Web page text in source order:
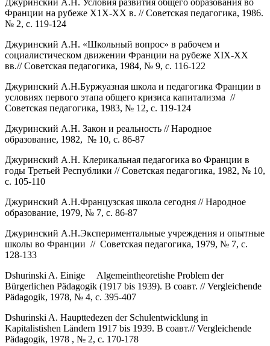
Джуринский А.Н. Условия развития общего образования во
Франции на рубеже Х1Х-ХХ в. // Советская педагогика, 1986.
№ 2, с. 119-124
Джуринский А.Н. «Школьный вопрос» в рабочем и
социалистическом движении Франции на рубеже XIX-XX
вв.// Советская педагогика, 1984, № 9, с. 116-122
Джуринский А.Н.Буржуазная школа и педагогика Франции в
условиях первого этапа общего кризиса капитализма //
Советская педагогика, 1983, № 12, с. 119-124
Джуринский А.Н. Закон и реальность // Народное
образование, 1982, № 10, с. 86-87
Джуринский А.Н. Клерикальная педагогика во Франции в
годы Третьей Республики // Советская педагогика, 1982, № 10,
с. 105-110
Джуринский А.Н.Французская школа сегодня // Народное
образование, 1979, № 7, с. 86-87
Джуринский А.Н.Экспериментальные учреждения и опытные
школы во Франции // Советская педагогика, 1979, № 7, с.
128-133
Dshurinski A. Einige Algemeintheoretishe Problem der
Bürgerlichen Pädagogik (1917 bis 1939). В соавт. // Vergleichende
Pädagogik, 1978, № 4, с. 395-407
Dshurinski A. Haupttedezen der Schulentwicklung in
Kapitalistishen Ländern 1917 bis 1939. В соавт.// Vergleichende
Pädagogik, 1978 , № 2, с. 170-178